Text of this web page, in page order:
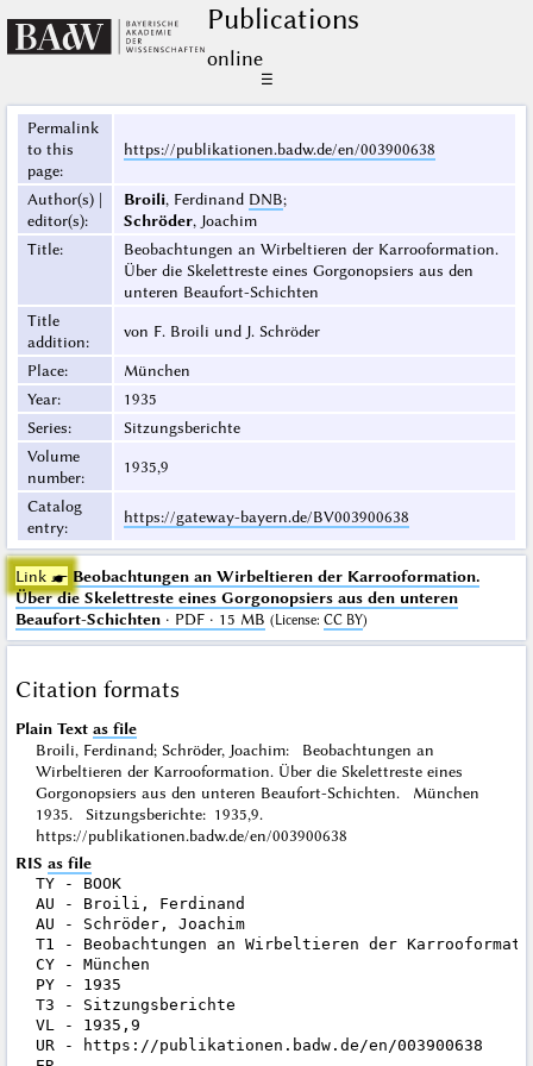
Publications
online
☰
Permalink
to this
page:
https://publikationen.badw.de/en/003900638
Author(s) |
editor(s):
Broili, Ferdinand DNB;
Schröder, Joachim
Title:
Beobachtungen an Wirbeltieren der Karrooformation.
Über die Skelettreste eines Gorgonopsiers aus den
unteren Beaufort-Schichten
Title
addition:
von F. Broili und J. Schröder
Place:
München
Year:
1935
Series:
Sitzungsberichte
Volume
number:
1935,9
Catalog
entry:
https://gateway-bayern.de/BV003900638
Link ☛ Beobachtungen an Wirbeltieren der Karrooformation.
Über die Skelettreste eines Gorgonopsiers aus den unteren
Beaufort-Schichten· PDF · 15 MB (License: CC BY)
Citation formats
Plain Text as file
Broili, Ferdinand; Schröder, Joachim: Beobachtungen an
Wirbeltieren der Karrooformation. Über die Skelettreste eines
Gorgonopsiers aus den unteren Beaufort-Schichten. München
1935. Sitzungsberichte: 1935,9.
https://publikationen.badw.de/en/003900638
RIS as file
TY - BOOK
AU - Broili, Ferdinand
AU - Schröder, Joachim
T1 - Beobachtungen an Wirbeltieren der
CY - München
PY - 1935
T3 - Sitzungsberichte
VL - 1935,9
UR - https://publikationen.badw.de/en/003900638